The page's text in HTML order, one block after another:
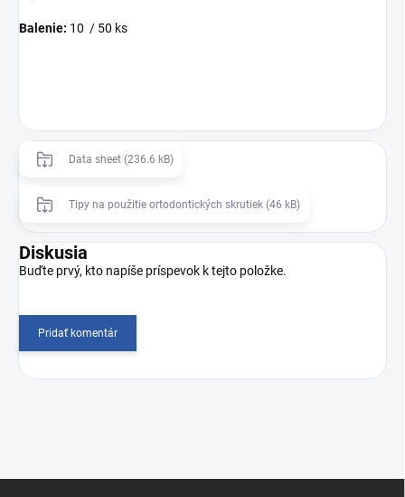
Balenie: 10 / 50 ks
Data sheet (236.6 kB)
Tipy na použitie ortodontických skrutiek (46 kB)
Diskusia
Buďte prvý, kto napíše príspevok k tejto položke.
Pridať komentár